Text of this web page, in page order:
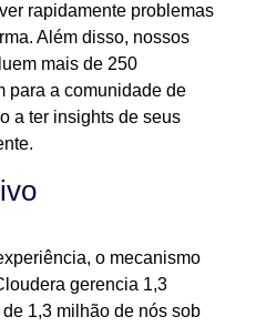
rapidamente problemas
Além disso, nossos
mais de 250
para a comunidade de
a ter insights de seus
o mecanismo
gerencia 1,3
1,3 milhão de nós sob